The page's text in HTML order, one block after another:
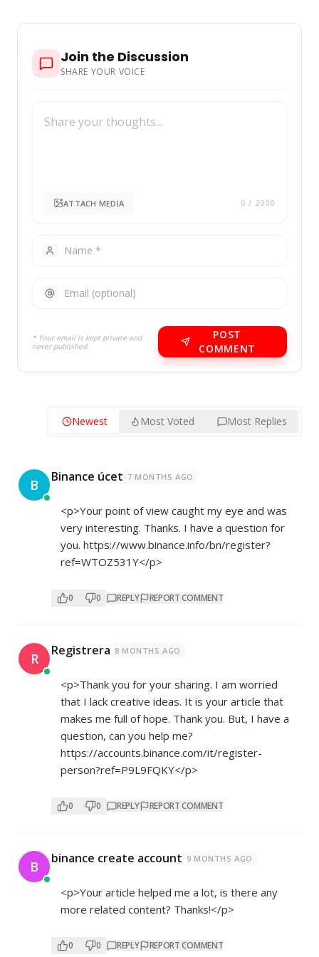
Join the Discussion
SHARE YOUR VOICE
ATTACH MEDIA 0 / 2000
* Your email is kept private and
never published.
POST
COMMENT
Newest Most Voted Most Replies
B Binance úcet 7 MONTHS AGO
<p>Your point of view caught my eye and was
very interesting. Thanks. I have a question for
you. https://www.binance.info/bn/register?
ref=WTOZ531Y</p>
0 0 REPLY REPORT COMMENT
R Registrera 8 MONTHS AGO
<p>Thank you for your sharing. I am worried
that I lack creative ideas. It is your article that
makes me full of hope. Thank you. But, I have a
question, can you help me?
https://accounts.binance.com/it/register-
person?ref=P9L9FQKY</p>
0 0 REPLY REPORT COMMENT
B binance create account 9 MONTHS AGO
<p>Your article helped me a lot, is there any
more related content? Thanks!</p>
0 0 REPLY REPORT COMMENT